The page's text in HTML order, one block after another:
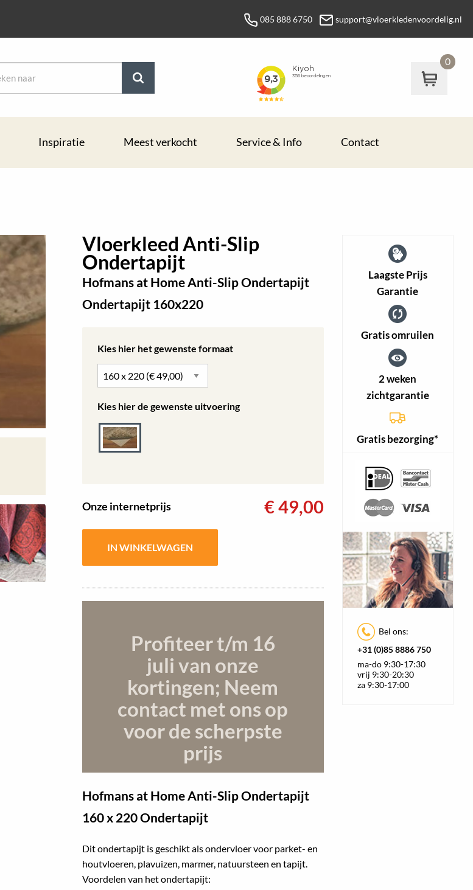
085 888 6750 support@vloerkledenvoordelig.nl
0
Inspiratie Meest verkocht Service & Info Contact
Vloerkleed Anti-Slip
Ondertapijt
Hofmans at Home Anti-Slip Ondertapijt
Ondertapijt 160x220
Kies hier het gewenste formaat
Kies hier de gewenste uitvoering
Onze internetprijs €49,00
Profiteer t/m 16
julivan onze
kortingen; Neem
contact met ons op
voor de scherpste
prijs
Hofmans at Home Anti-Slip Ondertapijt
160 x 220 Ondertapijt
Dit ondertapijt is geschikt als ondervloer voor parket- en
houtvloeren, plavuizen, marmer, natuursteen en tapijt.
Voordelen van het ondertapijt:
Laagste Prijs
Garantie
Gratis omruilen
2 weken
zichtgarantie
Gratis bezorging*
Bel ons:
+31 (0)85 8886 750
ma-do 9:30-17:30
vrij 9:30-20:30
za 9:30-17:00